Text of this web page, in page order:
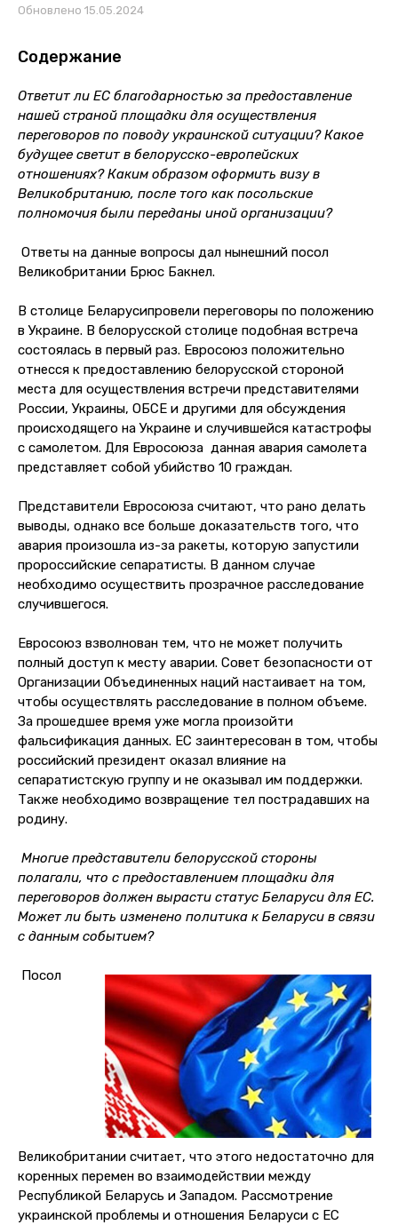
Обновлено 15.05.2024
Содержание
Ответит ли ЕС благодарностью за предоставление
нашей страной площадки для осуществления
переговоров по поводу украинской ситуации? Какое
будущее светит в белорусско-европейских
отношениях? Каким образом оформить визу в
Великобританию, после того как посольские
полномочия были переданы иной организации?
Ответы на данные вопросы дал нынешний посол
Великобритании Брюс Бакнел.
В столице Беларусипровели переговоры по положению
в Украине. В белорусской столице подобная встреча
состоялась в первый раз. Евросоюз положительно
отнесся к предоставлению белорусской стороной
места для осуществления встречи представителями
России, Украины, ОБСЕ и другими для обсуждения
происходящего на Украине и случившейся катастрофы
с самолетом. Для Евросоюза данная авария самолета
представляет собой убийство 10 граждан.
Представители Евросоюза считают, что рано делать
выводы, однако все больше доказательств того, что
авария произошла из-за ракеты, которую запустили
пророссийские сепаратисты. В данном случае
необходимо осуществить прозрачное расследование
случившегося.
Евросоюз взволнован тем, что не может получить
полный доступ к месту аварии. Совет безопасности от
Организации Объединенных наций настаивает на том,
чтобы осуществлять расследование в полном объеме.
За прошедшее время уже могла произойти
фальсификация данных. ЕС заинтересован в том, чтобы
российский президент оказал влияние на
сепаратистскую группу и не оказывал им поддержки.
Также необходимо возвращение тел пострадавших на
родину.
Многие представители белорусской стороны
полагали, что с предоставлением площадки для
переговоров должен вырасти статус Беларуси для ЕС.
Может ли быть изменено политика к Беларуси в связи
с данным событием?
Посол
Великобритании считает, что этого недостаточно для
коренных перемен во взаимодействии между
Республикой Беларусь и Западом. Рассмотрение
украинской проблемы и отношения Беларуси с ЕС